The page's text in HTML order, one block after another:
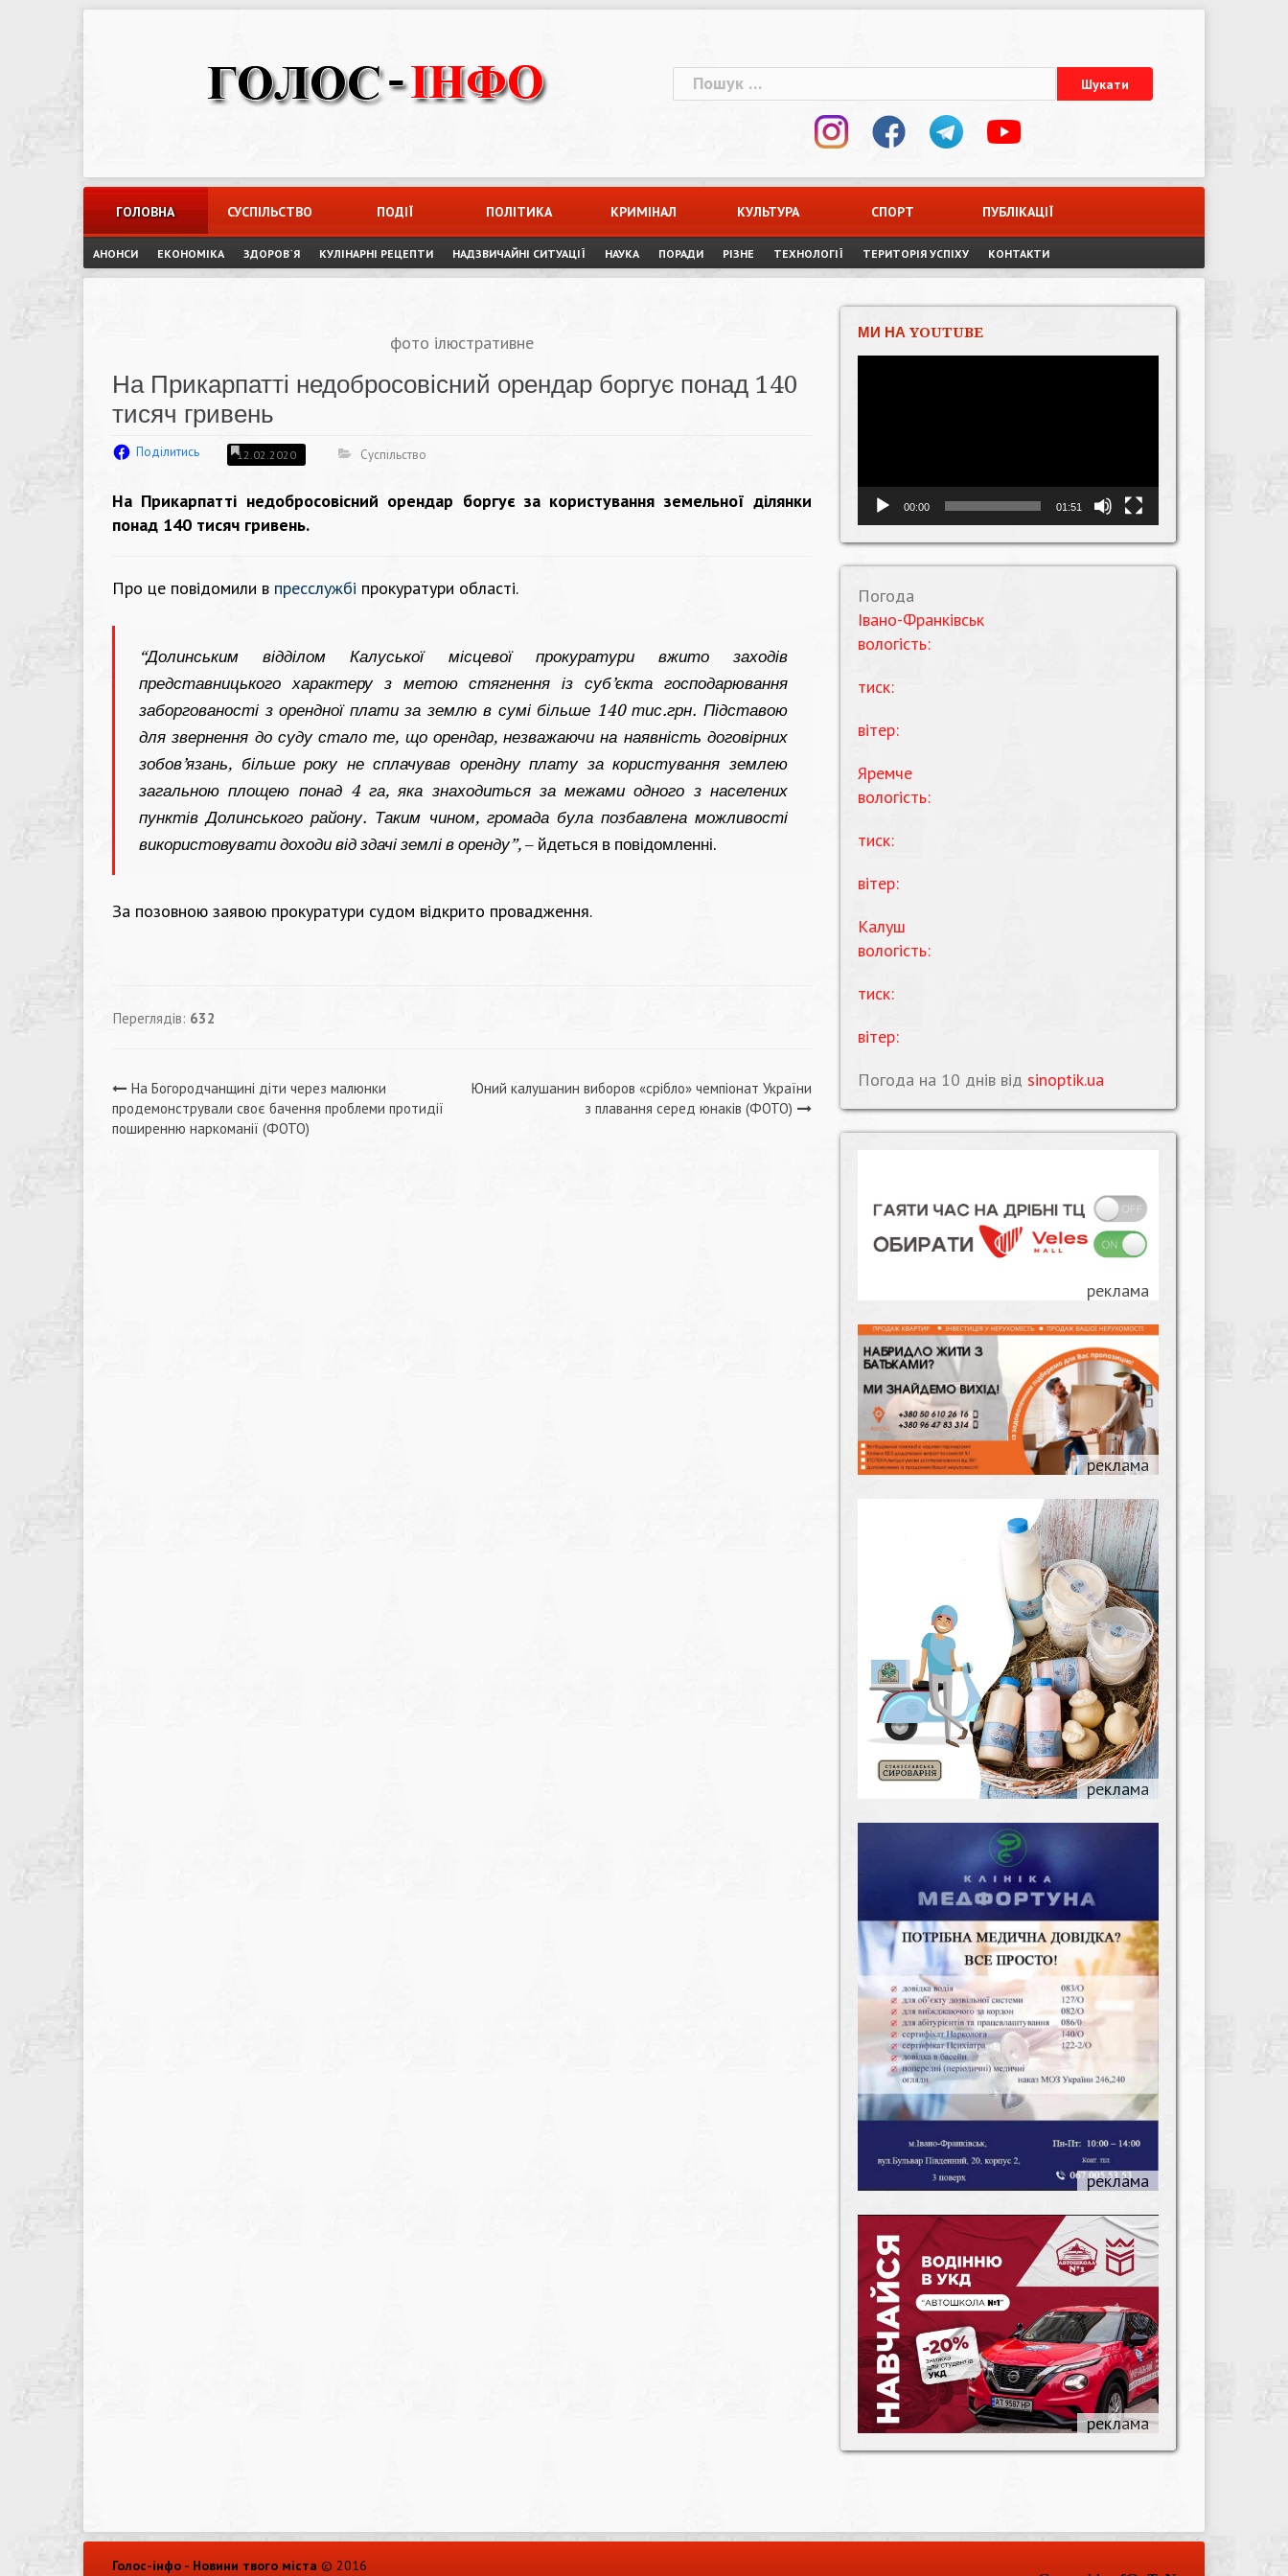
Пошук:
ГОЛОВНА СУСПІЛЬСТВО ПОДІЇ ПОЛІТИКА КРИМІНАЛ КУЛЬТУРА СПОРТ ПУБЛІКАЦІЇ
АНОНСИ ЕКОНОМІКА ЗДОРОВ`Я КУЛІНАРНІ РЕЦЕПТИ НАДЗВИЧАЙНІ СИТУАЦІЇ НАУКА ПОРАДИ РІЗНЕ ТЕХНОЛОГІЇ ТЕРИТОРІЯ УСПІХУ КОНТАКТИ
фото ілюстративне
На Прикарпатті недобросовісний орендар боргує понад 140
тисяч гривень
Поділитись 12.02.2020 Суспільство
На Прикарпатті недобросовісний орендар боргує за користування земельної ділянки
понад 140 тисяч гривень.
Про це повідомили в пресслужбі прокуратури області.
“Долинським відділом Калуської місцевої прокуратури вжито заходів
представницького характеру з метою стягнення із суб’єкта господарювання
заборгованості з орендної плати за землю в сумі більше 140 тис.грн. Підставою
для звернення до суду стало те, що орендар, незважаючи на наявність договірних
зобов’язань, більше року не сплачував орендну плату за користування землею
загальною площею понад 4 га, яка знаходиться за межами одного з населених
пунктів Долинського району. Таким чином, громада була позбавлена можливості
використовувати доходи від здачі землі в оренду”, – йдеться в повідомленні.
За позовною заявою прокуратури судом відкрито провадження.
Переглядів: 632
Навігація
записів
На Богородчанщині діти через малюнки
продемонстрували своє бачення проблеми протидії
поширенню наркоманії (ФОТО)
Юний калушанин виборов «срібло» чемпіонат України
з плавання серед юнаків (ФОТО)
МИ НА YOUTUBE
00:00 01:51
Погода
Івано-Франківськ
вологість:
тиск:
вітер:
Яремче
вологість:
тиск:
вітер:
Калуш
вологість:
тиск:
вітер:
Погода на 10 днів від sinoptik.ua
Голос-інфо - Новини твого міста © 2016